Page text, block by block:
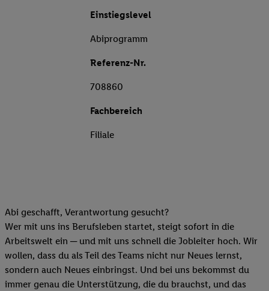
Einstiegslevel
Abiprogramm
Referenz-Nr.
708860
Fachbereich
Filiale
Abi geschafft, Verantwortung gesucht?
Wer mit uns ins Berufsleben startet, steigt sofort in die
Arbeitswelt ein ─ und mit uns schnell die Jobleiter hoch. Wir
wollen, dass du als Teil des Teams nicht nur Neues lernst,
sondern auch Neues einbringst. Und bei uns bekommst du
immer genau die Unterstützung, die du brauchst, und das